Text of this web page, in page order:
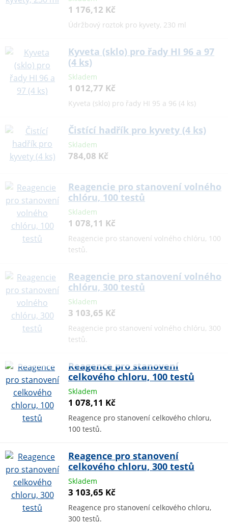
1 176,12 Kč
Údržbový roztok pro kyvety, 230 ml
Kyveta (sklo) pro řady HI 96 a 97
(4 ks)
Skladem
1 012,77 Kč
Kyveta (sklo) pro řady HI 95 a 96 (4 ks)
Čistící hadřík pro kyvety (4 ks)
Skladem
784,08 Kč
Reagencie pro stanovení volného
chlóru, 100 testů
Skladem
1 078,11 Kč
Reagencie pro stanovení volného chlóru, 100
testů.
Reagencie pro stanovení volného
chlóru, 300 testů
Skladem
3 103,65 Kč
Reagencie pro stanovení volného chlóru, 300
testů.
Reagence pro stanovení
celkového chloru, 100 testů
Skladem
1 078,11 Kč
Reagence pro stanovení celkového chloru,
100 testů.
Reagence pro stanovení
celkového chloru, 300 testů
Skladem
3 103,65 Kč
Reagence pro stanovení celkového chloru,
300 testů.